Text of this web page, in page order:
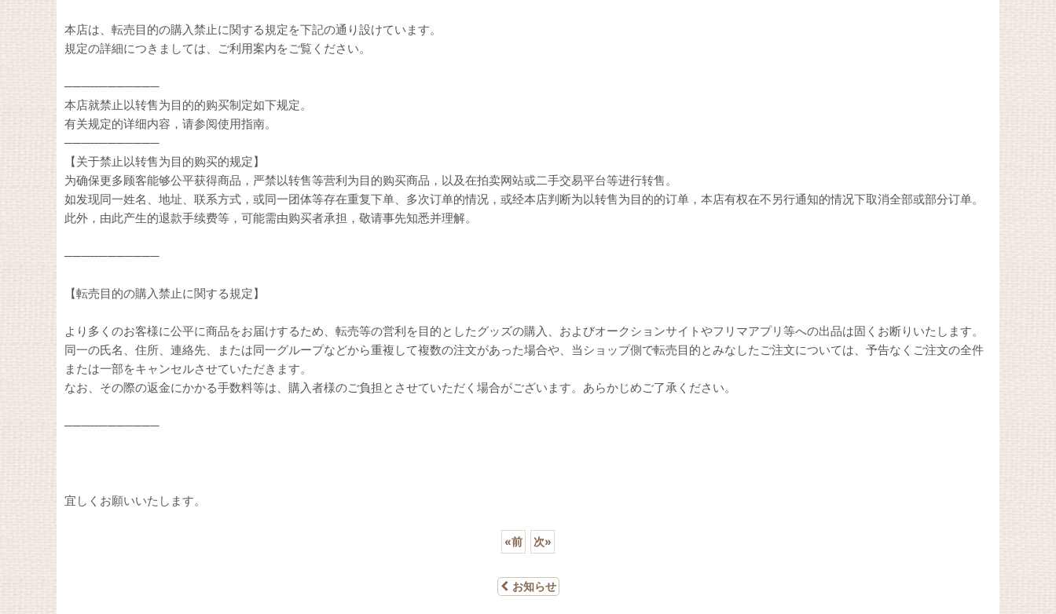
本店は、転売目的の購入禁止に関する規定を下記の通り設けています。
規定の詳細につきましては、ご利用案内をご覧ください。
───────────
本店就禁止以转售为目的的购买制定如下规定。
有关规定的详细内容，请参阅使用指南。
───────────
【关于禁止以转售为目的购买的规定】
为确保更多顾客能够公平获得商品，严禁以转售等营利为目的购买商品，以及在拍卖网站或二手交易平台等进行转售。
如发现同一姓名、地址、联系方式，或同一团体等存在重复下单、多次订单的情况，或经本店判断为以转售为目的的订单，本店有权在不另行通知的情况下取消全部或部分订单。
此外，由此产生的退款手续费等，可能需由购买者承担，敬请事先知悉并理解。
───────────
【転売目的の購入禁止に関する規定】
より多くのお客様に公平に商品をお届けするため、転売等の営利を目的としたグッズの購入、およびオークションサイトやフリマアプリ等への出品は固くお断りいたします。
同一の氏名、住所、連絡先、または同一グループなどから重複して複数の注文があった場合や、当ショップ側で転売目的とみなしたご注文については、予告なくご注文の全件
または一部をキャンセルさせていただきます。
なお、その際の返金にかかる手数料等は、購入者様のご負担とさせていただく場合がございます。あらかじめご了承ください。
───────────
宜しくお願いいたします。
«前 次»
お知らせ